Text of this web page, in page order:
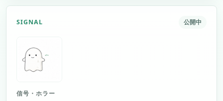
SIGNAL 公開中
信号・ホラー